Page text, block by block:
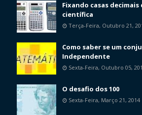
Fixando casas decimais
científica
Terça-Feira, Outubro 21,
Como saber se um
Independente
Sexta-Feira, Outubro 05,
O desafio dos 100
Sexta-Feira, Março 21, 2014